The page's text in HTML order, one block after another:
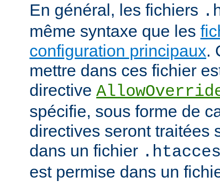
En général, les fichiers
même syntaxe que les
configuration principaux.
mettre dans ces fichier
directive
spécifie, sous forme de
directives seront traitées
dans un fichier
est permise dans un